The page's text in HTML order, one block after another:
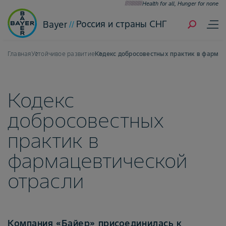
Health for all, Hunger for none
Bayer Россия и страны СНГ
ГлавнаяУстойчивое развитиеКодекс добросовестных практик в
Кодекс
добросовестных
практик в
фармацевтической
отрасли
Компания «Байер» присоединилась к